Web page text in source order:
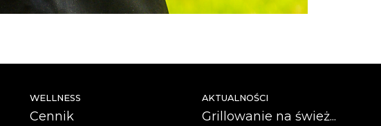
WELLNESS
Cennik
AKTUALNOŚCI
Grillowanie na śwież...